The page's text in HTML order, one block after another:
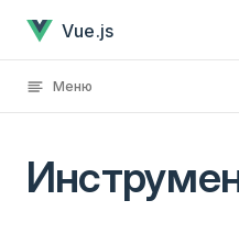
Skip to content
Vue.js
Меню